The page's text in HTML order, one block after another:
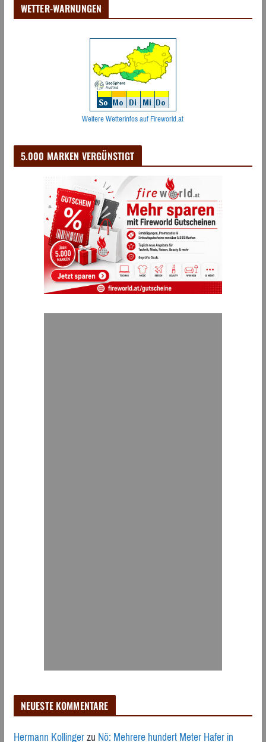
WETTER-WARNUNGEN
Weitere Wetterinfos auf Fireworld.at
5.000 MARKEN VERGÜNSTIGT
NEUESTE KOMMENTARE
Hermann KollingerzuNö: Mehrere hundert Meter Hafer in